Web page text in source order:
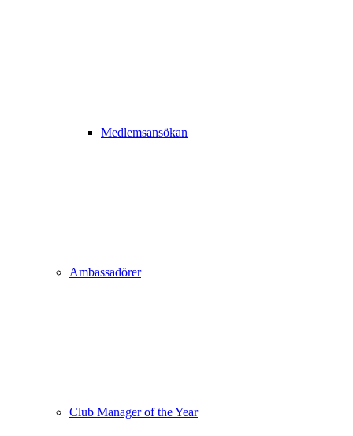
Medlemsansökan
Ambassadörer
Club Manager of the Year